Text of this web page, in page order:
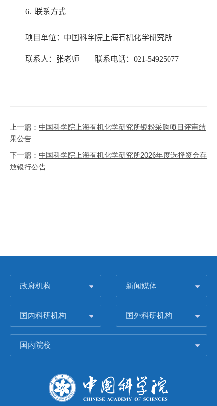
6. 联系方式
项目单位：中国科学院上海有机化学研究所
联系人： 张老师 联系电话： 021-54925077
上一篇： 中国科学院上海有机化学研究所银粉采购项目评审结
果公告
下一篇： 中国科学院上海有机化学研究所2026年度选择资金存
放银行公告
政府机构 新闻媒体
国内科研机构 国外科研机构
国内院校